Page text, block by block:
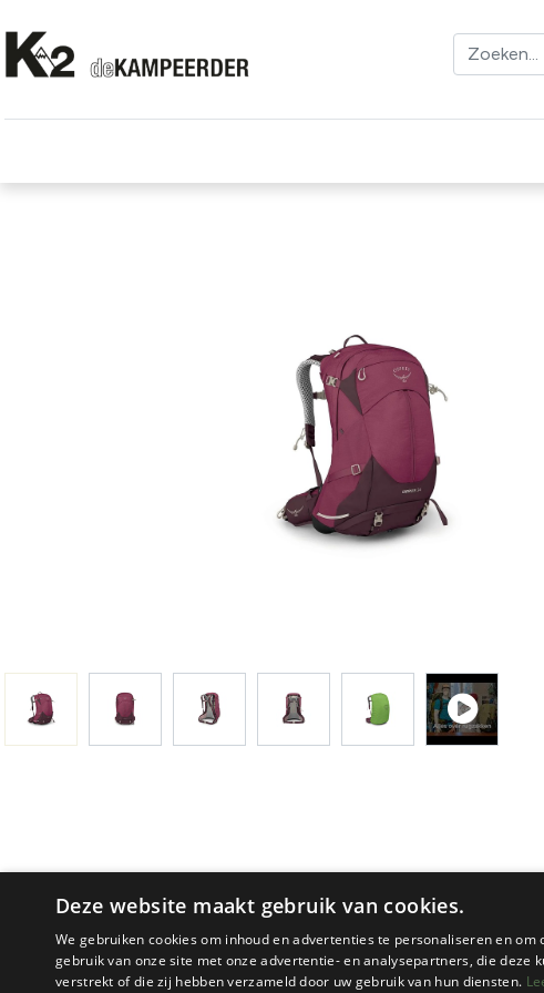
Deze website maakt gebruik van cookies.
We gebruiken cookies om inhoud en advertenties te personaliseren en
gebruik van onze site met onze advertentie- en analysepartners, die
verstrekt of die zij hebben verzameld door uw gebruik van hun diensten.